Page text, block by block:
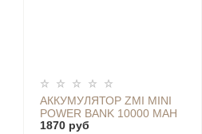
АККУМУЛЯТОР ZMI MINI
POWER BANK 10000 MAH
QB817, WHITE
1870 руб